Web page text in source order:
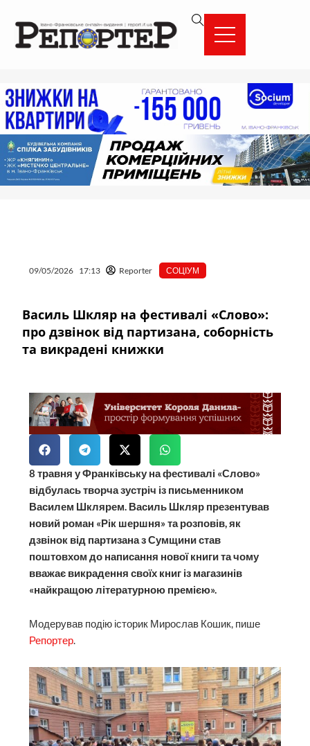
вмісту
09/05/2026 17:13 Reporter СОЦІУМ
Василь Шкляр на фестивалі «Слово»:
про дзвінок від партизана, соборність
та викрадені книжки
8 травня у Франківську на фестивалі «Слово»
відбулась творча зустріч із письменником
Василем Шклярем. Василь Шкляр презентував
новий роман «Рік шершня» та розповів, як
дзвінок від партизана з Сумщини став
поштовхом до написання нової книги та чому
вважає викрадення своїх книг із магазинів
«найкращою літературною премією».
Модерував подію історик Мирослав Кошик, пише
Репортер.